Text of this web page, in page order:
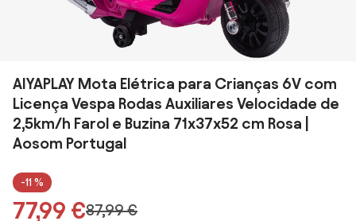
AIYAPLAY Mota Elétrica para Crianças 6V com
Licença Vespa Rodas Auxiliares Velocidade de
2,5km/h Farol e Buzina 71x37x52 cm Rosa |
Aosom Portugal
-11 %
77,99 €87,99 €